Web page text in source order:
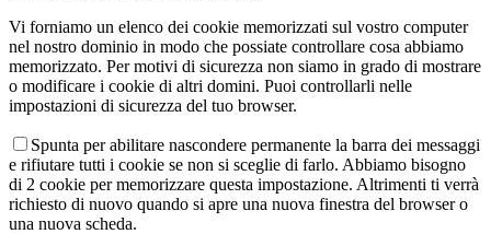
Vi forniamo un elenco dei cookie memorizzati sul vostro computer
nel nostro dominio in modo che possiate controllare cosa abbiamo
memorizzato. Per motivi di sicurezza non siamo in grado di mostrare
o modificare i cookie di altri domini. Puoi controllarli nelle
impostazioni di sicurezza del tuo browser.
Spunta per abilitare nascondere permanente la barra dei messaggi
e rifiutare tutti i cookie se non si sceglie di farlo. Abbiamo bisogno
di 2 cookie per memorizzare questa impostazione. Altrimenti ti verrà
richiesto di nuovo quando si apre una nuova finestra del browser o
una nuova scheda.